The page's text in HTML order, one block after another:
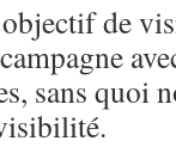
de
sans quoi